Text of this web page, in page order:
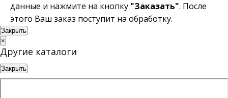
данные и нажмите на кнопку "Заказать". После
этого Ваш заказ поступит на обработку.
Закрыть
×
Другие каталоги
Закрыть